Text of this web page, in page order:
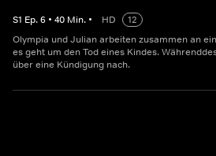
S1 Ep.6 • 40 Min. • HD
12
Olympia und Julian arbeiten zusammen an
es geht um den Tod eines Kindes.
über eine Kündigung nach.